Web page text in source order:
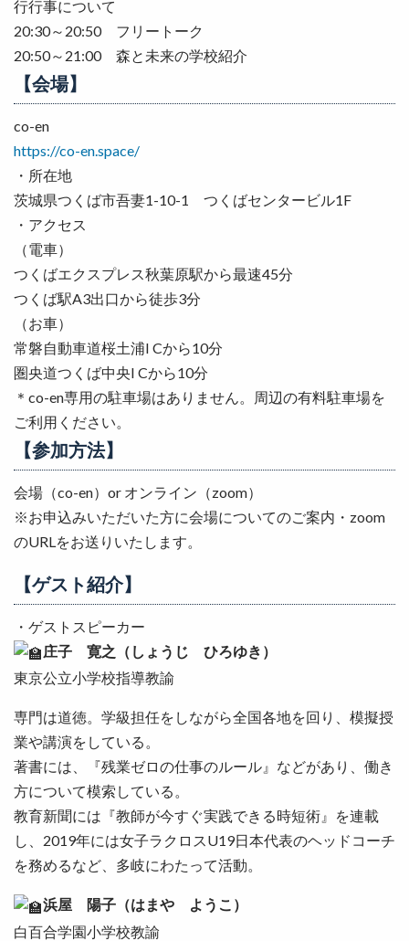
行行事について
20:30～20:50 フリートーク
20:50～21:00 森と未来の学校紹介
【会場】
co-en
https://co-en.space/
・所在地
茨城県つくば市吾妻1-10-1 つくばセンタービル1F
・アクセス
（電車）
つくばエクスプレス秋葉原駅から最速45分
つくば駅A3出口から徒歩3分
（お車）
常磐自動車道桜土浦I Cから10分
圏央道つくば中央I Cから10分
＊co-en専用の駐車場はありません。周辺の有料駐車場を
ご利用ください。
【参加方法】
会場（co-en）or オンライン（zoom）
※お申込みいただいた方に会場についてのご案内・zoom
のURLをお送りいたします。
【ゲスト紹介】
・ゲストスピーカー
庄子 寛之（しょうじ ひろゆき）
東京公立小学校指導教諭
専門は道徳。学級担任をしながら全国各地を回り、模擬授
業や講演をしている。
著書には、『残業ゼロの仕事のルール』などがあり、働き
方について模索している。
教育新聞には『教師が今すぐ実践できる時短術』を連載
し、2019年には女子ラクロスU19日本代表のヘッドコーチ
を務めるなど、多岐にわたって活動。
浜屋 陽子（はまや ようこ）
白百合学園小学校教諭